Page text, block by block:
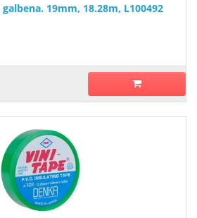
19mm, 18.28m, L100492